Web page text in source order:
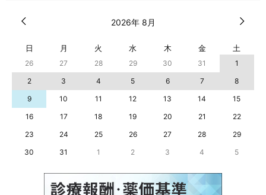
2026年 8月
日 月 火 水 木 金 土
26 27 28 29 30 31
1
2
3 4 5 6 7
8
9
10 11 12 13 14
15
16
17 18 19 20 21
22
23
24 25 26 27 28
29
30
31 1 2 3 4 5